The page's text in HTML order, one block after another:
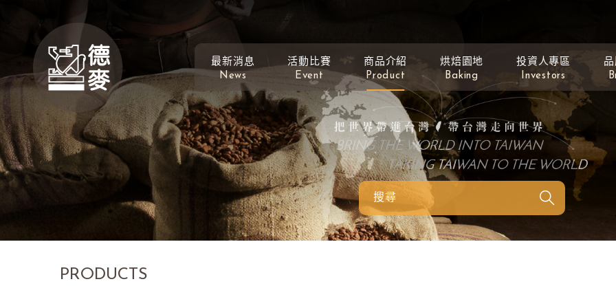
最新消息
News
活動比賽
Event
商品介紹
Product
烘焙園地
Baking
投資人專區
Investors
PRODUCTS